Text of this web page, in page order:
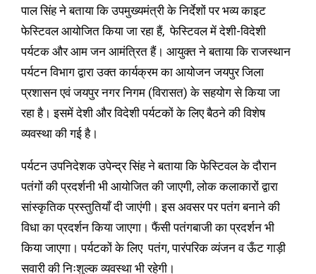
पाल सिंह ने बताया कि उपमुख्यमंत्री के निर्देशों पर भव्य काइट
फेस्टिवल आयोजित किया जा रहा हैं, फेस्टिवल में देशी-विदेशी
पर्यटक और आम जन आमंत्रित हैं। आयुक्त ने बताया कि राजस्थान
पर्यटन विभाग द्वारा उक्त कार्यक्रम का आयोजन जयपुर जिला
प्रशासन एवं जयपुर नगर निगम (विरासत) के सहयोग से किया जा
रहा है। इसमें देशी और विदेशी पर्यटकों के लिए बैठने की विशेष
व्यवस्था की गई है।
पर्यटन उपनिदेशक उपेन्द्र सिंह ने बताया कि फेस्टिवल के दौरान
पतंगों की प्रदर्शनी भी आयोजित की जाएगी, लोक कलाकारों द्वारा
सांस्कृतिक प्रस्तुतियाँ दी जाएंगी। इस अवसर पर पतंग बनाने की
विधा का प्रदर्शन किया जाएगा। फैंसी पतंगबाजी का प्रदर्शन भी
किया जाएगा। पर्यटकों के लिए पतंग, पारंपरिक व्यंजन व ऊँट गाड़ी
सवारी की निःशुल्क व्यवस्था भी रहेगी।